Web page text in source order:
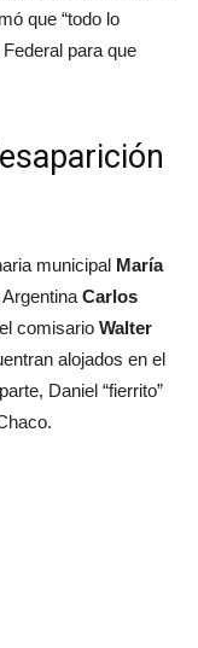
que “todo lo
para que
municipal María
Carlos
comisario Walter
alojados en el
Daniel “fierrito”